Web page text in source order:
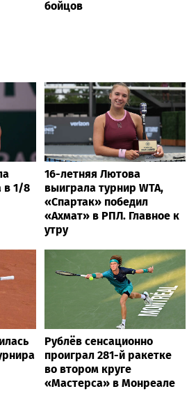
бойцов
в 1/8
16-летняя Лютова
выиграла турнир WTA,
«Спартак» победил
«Ахмат» в РПЛ. Главное к
утру
Рублёв сенсационно
проиграл 281-й ракетке
во втором круге
«Мастерса» в Монреале